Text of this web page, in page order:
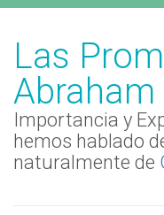
Las
Abraham
Importancia y
hemos hablado
naturalmente de